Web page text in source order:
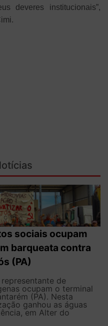
deveres institucionais”,
sociais ocupam
barqueata contra
(PA)
de
ocupam o terminal
(PA). Nesta
ganhou as águas
em Alter do